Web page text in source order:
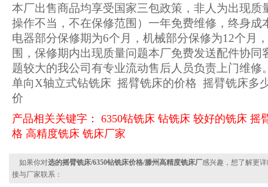
本厂出售商品均享受国家三包政策，非人为出现质
操作不当，不在保修范围）一年免费维修，终身成
电器部分保修期为6个月，机械部分保修为12个月
围，保修期内出现质量问题本厂免费发送配件协同
题较大的我公司有专业流动售后人员负责上门维修
单向X轴立式钻铣床 摇臂铣床的价格 摇臂铣床多
价
产品相关关键字： 6350钻铣床 钻铣床 较好的铣床 摇
格 高精度铣床 铣床厂家
如果你对选的摇臂铣床/6350钻铣床价格/滕州高精度铣床厂感兴趣，想了解更
接与厂家联系：